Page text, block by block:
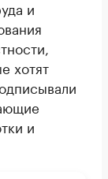
и
хотят
и